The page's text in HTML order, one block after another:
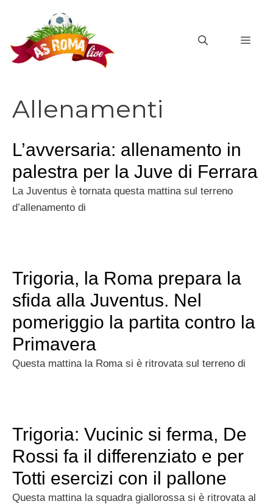
contenuto
Allenamenti
L’avversaria: allenamento in
palestra per la Juve di Ferrara
La Juventus è tornata questa mattina sul terreno
d’allenamento di
Trigoria, la Roma prepara la
sfida alla Juventus. Nel
pomeriggio la partita contro la
Primavera
Questa mattina la Roma si è ritrovata sul terreno di
Trigoria: Vucinic si ferma, De
Rossi fa il differenziato e per
Totti esercizi con il pallone
Questa mattina la squadra giallorossa si è ritrovata al